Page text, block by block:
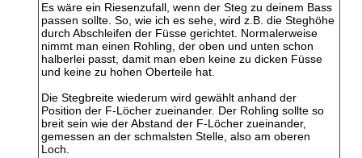
Es wäre ein Riesenzufall, wenn der Steg zu deinem Bass
passen sollte. So, wie ich es sehe, wird z.B. die Steghöhe
durch Abschleifen der Füsse gerichtet. Normalerweise
nimmt man einen Rohling, der oben und unten schon
halberlei passt, damit man eben keine zu dicken Füsse
und keine zu hohen Oberteile hat.
Die Stegbreite wiederum wird gewählt anhand der
Position der F-Löcher zueinander. Der Rohling sollte so
breit sein wie der Abstand der F-Löcher zueinander,
gemessen an der schmalsten Stelle, also am oberen
Loch.